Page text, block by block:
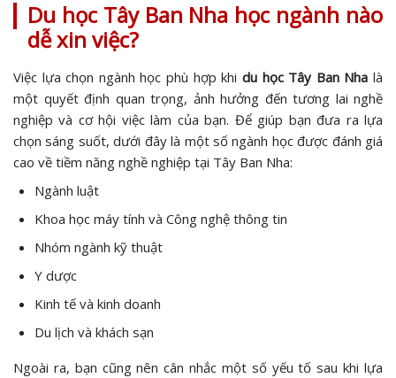
Du học Tây Ban Nha học ngành nào
dễ xin việc?
Việc lựa chọn ngành học phù hợp khi du học Tây Ban Nha là
một quyết định quan trọng, ảnh hưởng đến tương lai nghề
nghiệp và cơ hội việc làm của bạn. Để giúp bạn đưa ra lựa
chọn sáng suốt, dưới đây là một số ngành học được đánh giá
cao về tiềm năng nghề nghiệp tại Tây Ban Nha:
Ngành luật
Khoa học máy tính và Công nghệ thông tin
Nhóm ngành kỹ thuật
Y dược
Kinh tế và kinh doanh
Du lịch và khách sạn
Ngoài ra, bạn cũng nên cân nhắc một số yếu tố sau khi lựa